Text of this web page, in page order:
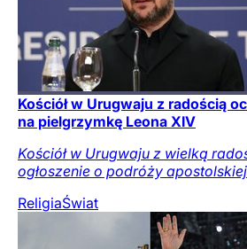
Kościół w Urugwaju z radością
na pielgrzymkę Leona XIV
Kościół w Urugwaju z wielką
ogłoszenie o podróży
ReligiaŚwiat